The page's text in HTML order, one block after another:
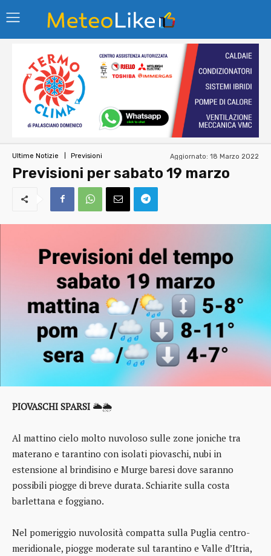
Ultime Notizie Previsioni Aggiornato: 18 Marzo 2022
Previsioni per sabato 19 marzo
PIOVASCHI SPARSI 🌥️🌦️
Al mattino cielo molto nuvoloso sulle zone joniche tra
materano e tarantino con isolati piovaschi, nubi in
estensione al brindisino e Murge baresi dove saranno
possibili piogge di breve durata. Schiarite sulla costa
barlettana e foggiano.
Nel pomeriggio nuvolosità compatta sulla Puglia centro-
meridionale, piogge moderate sul tarantino e Valle d’Itria,